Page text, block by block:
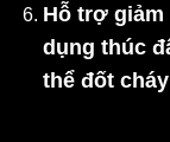
Hỗ trợ giảm
dụng thúc
thể đốt